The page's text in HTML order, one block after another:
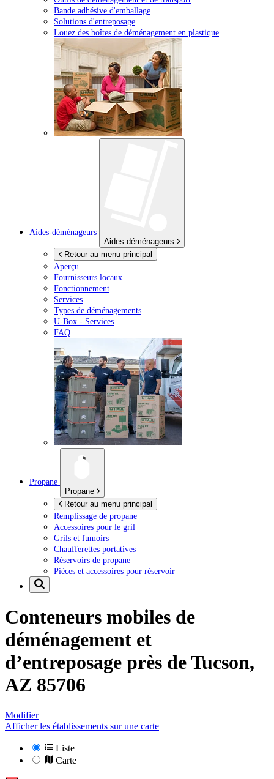
Bande adhésive d'emballage
Solutions d'entreposage
Louez des boîtes de déménagement en plastique
Aides-déménageurs
Aides-déménageurs
Retour au menu principal
Aperçu
Fournisseurs locaux
Fonctionnement
Services
Types de déménagements
U-Box - Services
FAQ
Propane
Propane
Retour au menu principal
Remplissage de propane
Accessoires pour le gril
Grils et fumoirs
Chaufferettes portatives
Réservoirs de propane
Pièces et accessoires pour réservoir
Conteneurs mobiles de
déménagement et
d’entreposage près deTucson,
AZ 85706
Modifier
Afficher les établissements sur une carte
Liste
Carte